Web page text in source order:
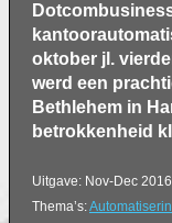
oktober jl.
werd een
Bethlehem in
betrokkenheid
Uitgave: Nov-Dec 2016
Thema’s: